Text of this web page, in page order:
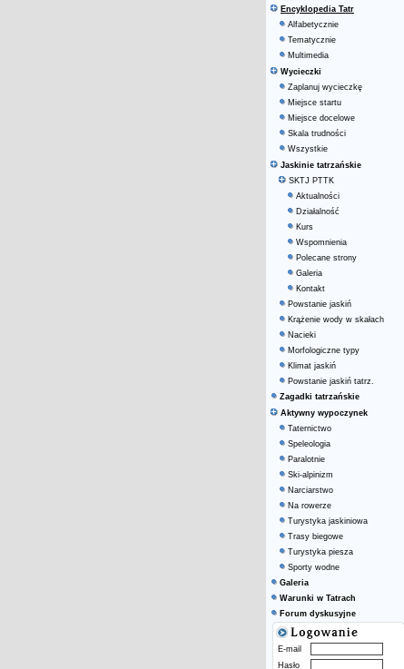
Encyklopedia Tatr
Alfabetycznie
Tematycznie
Multimedia
Wycieczki
Zaplanuj wycieczkę
Miejsce startu
Miejsce docelowe
Skala trudności
Wszystkie
Jaskinie tatrzańskie
SKTJ PTTK
Aktualności
Działalność
Kurs
Wspomnienia
Polecane strony
Galeria
Kontakt
Powstanie jaskiń
Krążenie wody w skałach
Nacieki
Morfologiczne typy
Klimat jaskiń
Powstanie jaskiń tatrz.
Zagadki tatrzańskie
Aktywny wypoczynek
Taternictwo
Speleologia
Paralotnie
Ski-alpinizm
Narciarstwo
Na rowerze
Turystyka jaskiniowa
Trasy biegowe
Turystyka piesza
Sporty wodne
Galeria
Warunki w Tatrach
Forum dyskusyjne
E-mail
Hasło